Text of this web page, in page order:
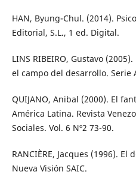
HAN, Byung-Chul. (2014).
Editorial, S.L., 1 ed. Digital.
LINS RIBEIRO, Gustavo
el campo del desarrollo. Serie
QUIJANO, Anibal (2000). El
América Latina. Revista
Sociales. Vol. 6 Nº2 73-90.
RANCIÈRE, Jacques (1996).
Nueva Visión SAIC.